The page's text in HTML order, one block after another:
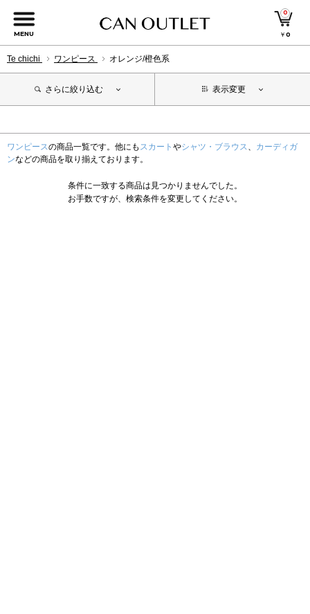
MENU
0
￥0
Te chichi ワンピース オレンジ/橙色系
さらに絞り込む 表示変更
ワンピースの商品一覧です。他にも スカート やシャツ・ブラウス、 カーディガ
ンなどの商品を取り揃えております。
条件に一致する商品は見つかりませんでした。
お手数ですが、検索条件を変更してください。